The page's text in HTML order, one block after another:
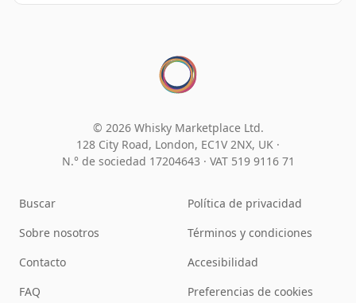
© 2026 Whisky Marketplace Ltd.
128 City Road, London, EC1V 2NX, UK ·
N.° de sociedad 17204643 · VAT 519 9116 71
Buscar
Sobre nosotros
Contacto
FAQ
Política de privacidad
Términos y condiciones
Accesibilidad
Preferencias de cookies